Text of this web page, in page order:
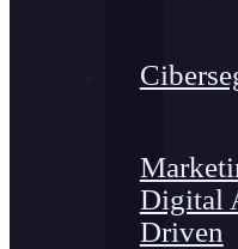
Digital
Driven